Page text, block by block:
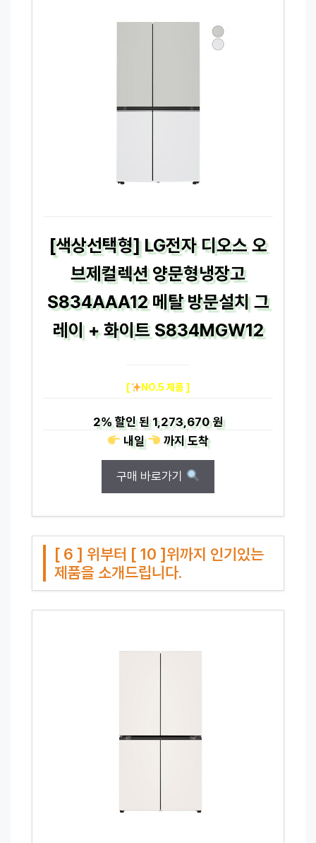
[색상선택형] LG전자 디오스 오
브제컬렉션 양문형냉장고
S834AAA12 메탈 방문설치 그
레이 + 화이트 S834MGW12
[ NO.5 제품 ]
2%할인 된1,273,670 원
내일
까지도착
구매 바로가기
[ 6 ] 위부터 [ 10 ]위까지 인기있는
제품을 소개드립니다.